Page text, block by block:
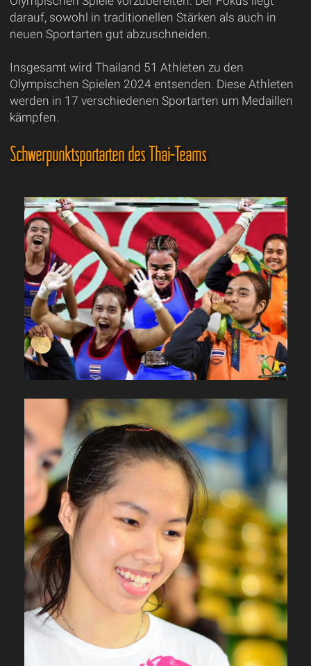
darauf, sowohl in traditionellen Stärken als auch in
neuen Sportarten gut abzuschneiden.
Insgesamt wird Thailand 51 Athleten zu den
Olympischen Spielen 2024 entsenden. Diese Athleten
werden in 17 verschiedenen Sportarten um Medaillen
kämpfen.
Schwerpunktsportarten des Thai-Teams